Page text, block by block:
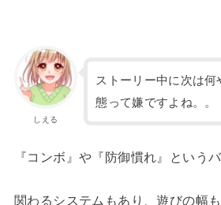
しえる
ストーリー中に次は
態って嫌ですよね。。
『コンボ』や『防御慣れ』という
関わるシステムもあり、遊びの幅も